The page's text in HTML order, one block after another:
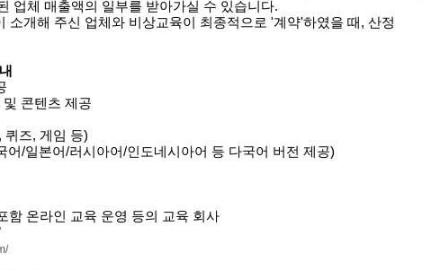
업체 매출액의 일부를 받아가실 수 있습니다.
소개해 주신 업체와 비상교육이 최종적으로 '계약'하였을 때, 산정
및 콘텐츠 제공
, 퀴즈, 게임 등)
어/일본어/러시아어/인도네시아어 등 다국어 버전 제공)
함 온라인 교육 운영 등의 교육 회사